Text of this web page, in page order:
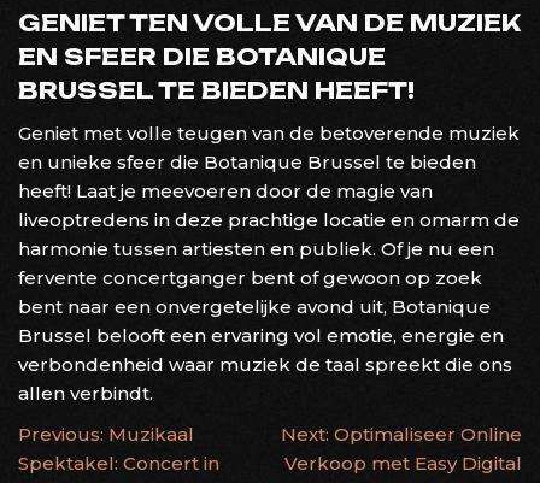
GENIET TEN VOLLE VAN DE MUZIEK
EN SFEER DIE BOTANIQUE
BRUSSEL TE BIEDEN HEEFT!
Geniet met volle teugen van de betoverende muziek
en unieke sfeer die Botanique Brussel te bieden
heeft! Laat je meevoeren door de magie van
liveoptredens in deze prachtige locatie en omarm de
harmonie tussen artiesten en publiek. Of je nu een
fervente concertganger bent of gewoon op zoek
bent naar een onvergetelijke avond uit, Botanique
Brussel belooft een ervaring vol emotie, energie en
verbondenheid waar muziek de taal spreekt die ons
allen verbindt.
BERICHTNAVIGATIE
Previous: Muzikaal
Spektakel: Concert in
Next: Optimaliseer Online
Verkoop met Easy Digital